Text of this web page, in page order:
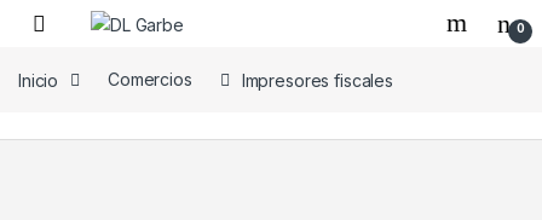
0
Inicio Comercios Impresores fiscales